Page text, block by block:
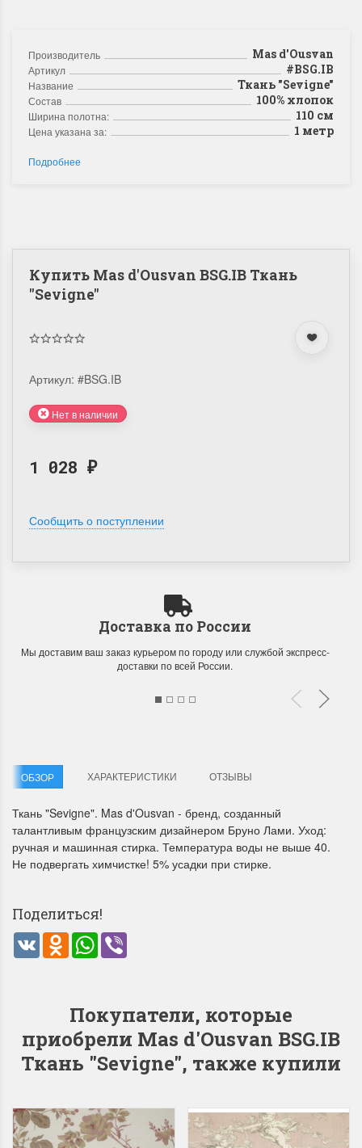
Летние Скидки
!! СКИДКА 20% ‼️ с 1 до 3 июня в
ПОДРОБНЕЕ
Анастасия Туманова
1 июня 2024 11:29
ПОДРОБНЕЕ
Анастасия Туманова
22 мая 2024 13:01
Производитель Mas d'Ousvan
Артикул #BSG.IB
Название Ткань "Sevigne"
Состав 100% хлопок
Ширина полотна: 110 см
Цена указана за: 1 метр
Подробнее
Купить Mas d'Ousvan BSG.IB Ткань
"Sevigne"
Артикул: #BSG.IB
Нет в наличии
1 028 ₽
Сообщить о поступлении
Доставка по России
Мы доставим ваш заказ курьером по городу или службой экспресс-
доставки по всей России.
ОБЗОР ХАРАКТЕРИСТИКИ ОТЗЫВЫ
Ткань "Sevigne". Mas d'Ousvan - бренд, созданный
талантливым французским дизайнером Бруно Лами. Уход:
ручная и машинная стирка. Температура воды не выше 40.
Не подвергать химчистке! 5% усадки при стирке.
Поделиться!
VK Odnoklassniki
WhatsApp
Покупатели, которые
приобрели Mas d'Ousvan BSG.IB
Ткань "Sevigne", также купили